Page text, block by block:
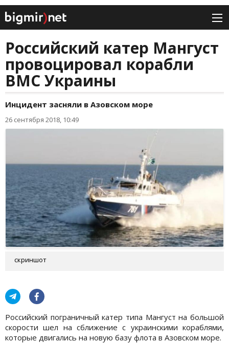
Российский катер Мангуст
провоцировал корабли
ВМС Украины
Инцидент засняли в Азовском море
26 сентября 2018, 10:49
скриншот
Российский пограничный катер типа Мангуст на большой
скорости шел на сближение с украинскими кораблями,
которые двигались на новую базу флота в Азовском море.